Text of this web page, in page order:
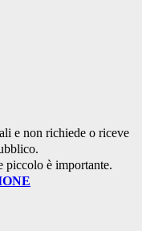
e non richiede o riceve
piccolo è importante.